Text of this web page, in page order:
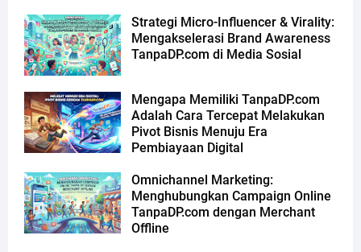
Strategi Micro-Influencer & Virality:
Mengakselerasi Brand Awareness
TanpaDP.com di Media Sosial
Mengapa Memiliki TanpaDP.com
Adalah Cara Tercepat Melakukan
Pivot Bisnis Menuju Era
Pembiayaan Digital
Omnichannel Marketing:
Menghubungkan Campaign Online
TanpaDP.com dengan Merchant
Offline